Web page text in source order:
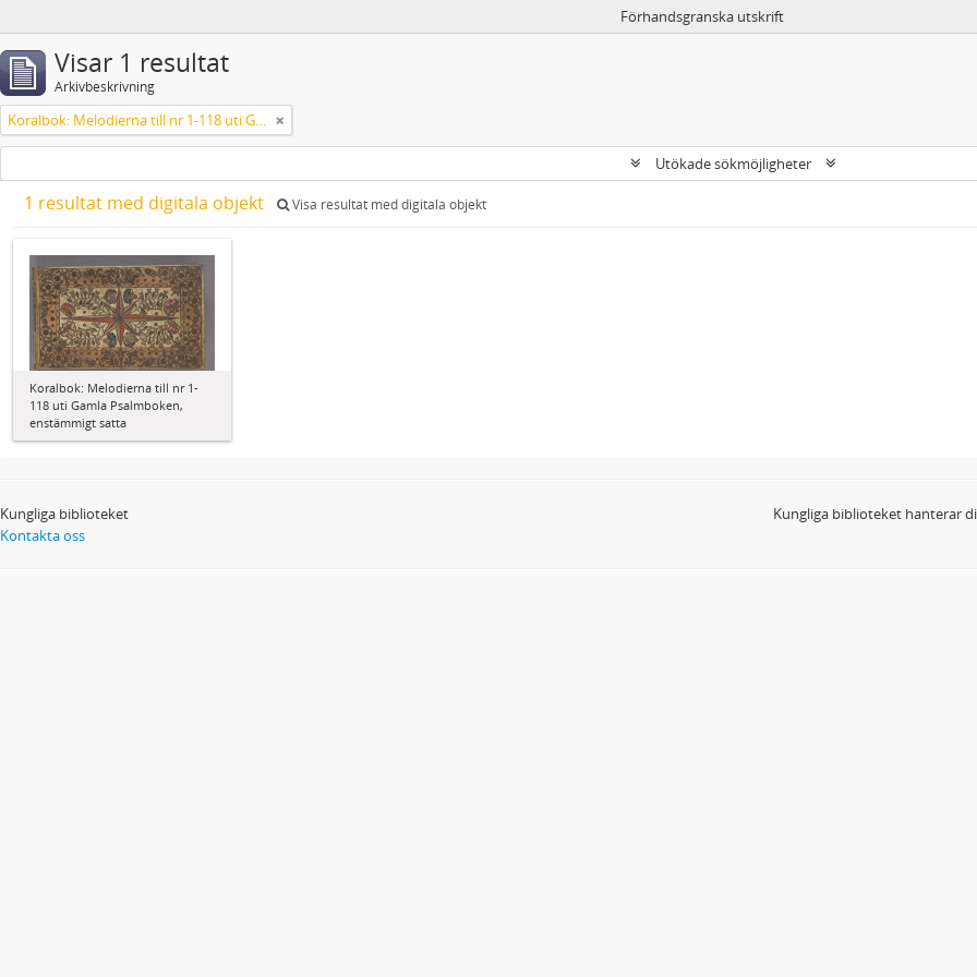
Förhandsgranska utskrift
Visar 1 resultat
Arkivbeskrivning
Koralbok: Melodierna till nr 1-118 uti Gamla Psalmboken, enstämmigt satta
Utökade sökmöjligheter
1 resultat med digitala objekt Visa resultat med digitala objekt
Koralbok: Melodierna till nr 1-
118 uti Gamla Psalmboken,
enstämmigt satta
Kungliga biblioteket
Kontakta oss
Kungliga biblioteket hanterar